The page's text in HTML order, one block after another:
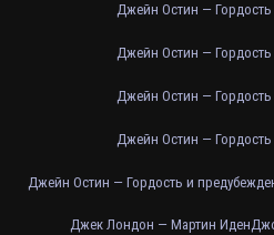
Джейн Остин —
Джейн Остин —
Джейн Остин —
Джейн Остин —
Джейн Остин — Гордость и
Джек Лондон — Мартин Иден